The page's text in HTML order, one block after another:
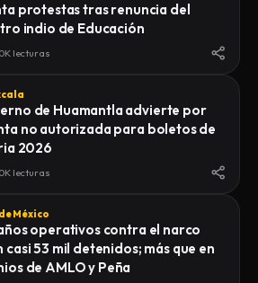
protestas tras renuncia del
indio de Educación
lecturas
de Huamantla advierte por
no autorizada para boletos de
2026
lecturas
México
operativos contra el narco
casi 53 mil detenidos; más que en
de AMLO y Peña